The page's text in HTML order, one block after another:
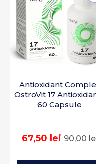
Antioxidant
OstroVit 17
60 Capsule
67,50 lei90,00